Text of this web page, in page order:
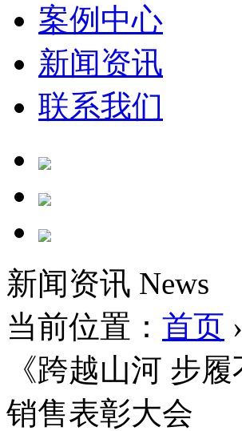
案例中心
新闻资讯
联系我们
新闻资讯 News
当前位置： 首页 ›
《跨越山河 步
销售表彰大会